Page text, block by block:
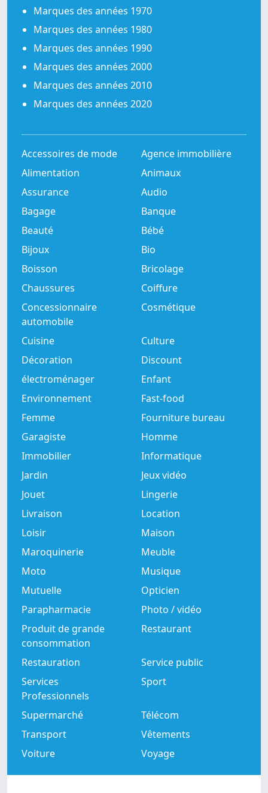
Marques des années 1970
Marques des années 1980
Marques des années 1990
Marques des années 2000
Marques des années 2010
Marques des années 2020
Accessoires de mode
Agence immobilière
Alimentation
Animaux
Assurance
Audio
Bagage
Banque
Beauté
Bébé
Bijoux
Bio
Boisson
Bricolage
Chaussures
Coiffure
Concessionnaire
automobile
Cosmétique
Cuisine
Culture
Décoration
Discount
électroménager
Enfant
Environnement
Fast-food
Femme
Fourniture bureau
Garagiste
Homme
Immobilier
Informatique
Jardin
Jeux vidéo
Jouet
Lingerie
Livraison
Location
Loisir
Maison
Maroquinerie
Meuble
Moto
Musique
Mutuelle
Opticien
Parapharmacie
Photo / vidéo
Produit de grande
consommation
Restaurant
Restauration
Service public
Services
Professionnels
Sport
Supermarché
Télécom
Transport
Vêtements
Voiture
Voyage